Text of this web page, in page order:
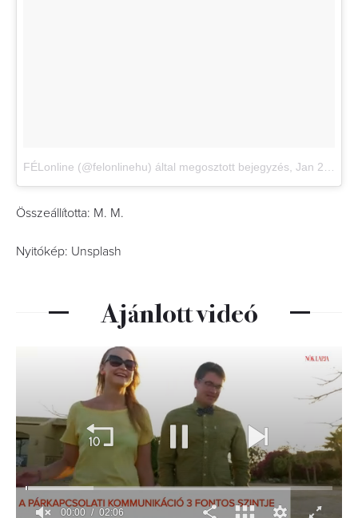
FÉLonline (@felonlinehu) által megosztott bejegyzés Jan 20., 2018, időpont: 2:05 (PST időzóna szerint)
Összeállította: M. M.
Nyitókép: Unsplash
Ajánlott videó
00:01 02:06